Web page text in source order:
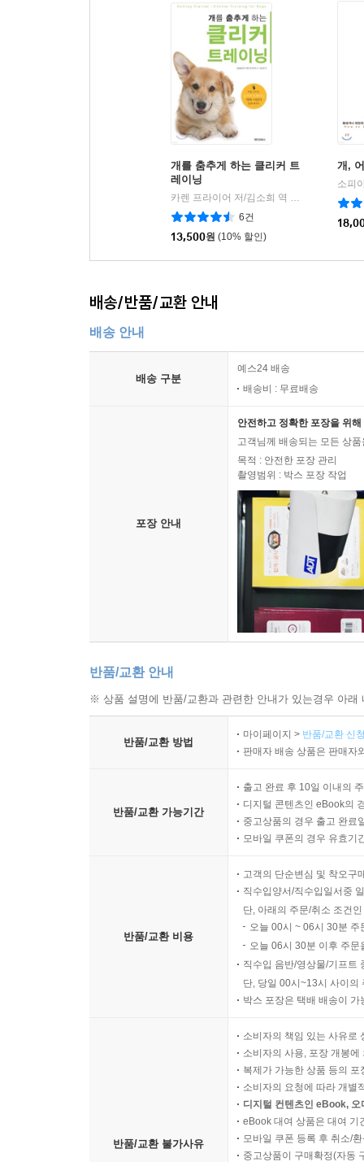
개를 춤추게 하는 클리커 트
레이닝
카렌 프라이어 저/김소희 역 | 페티앙북스
6건
13,500원 (10% 할인)
개,
배송/반품/교환 안내
배송 안내
배송 구분
예스24 배송
배송비 : 무료배송
포장 안내
안전하고 정확한 포장을 위
고객님께 배송되는 모든 상
목적 : 안전한 포장 관리
촬영범위 : 박스 포장 작업
반품/교환 안내
※ 상품 설명에 반품/교환과 관련한 안내가 있는경우 아
반품/교환 방법
마이페이지 > 반품/교환 신
판매자 배송 상품은 판매자
반품/교환 가능기간
출고 완료 후 10일 이내의
디지털 콘텐츠인 eBook의
중고상품의 경우 출고 완료
모바일 쿠폰의 경우 유효기
반품/교환 비용
고객의 단순변심 및 착오구
직수입양서/직수입일서중
단, 아래의 주문/취소 조건
오늘 00시 ~ 06시 30분
오늘 06시 30분 이후 주
직수입 음반/영상물/기프트
단, 당일 00시~13시 사이의
박스 포장은 택배 배송이
반품/교환 불가사유
소비자의 책임 있는 사유로
소비자의 사용, 포장 개봉
복제가 가능한 상품 등의
소비자의 요청에 따라 개별
디지털 컨텐츠인 eBook,
eBook 대여 상품은 대여 기
모바일 쿠폰 등록 후 취소/
중고상품이 구매확정(자동